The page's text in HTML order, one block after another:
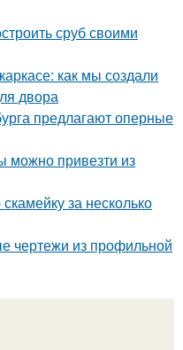
сруб своими
как мы создали
двора
предлагают оперные
можно привезти из
за несколько
чертежи из профильной